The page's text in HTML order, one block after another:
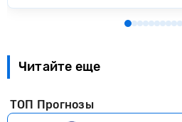
Читайте еще
ТОП Прогнозы